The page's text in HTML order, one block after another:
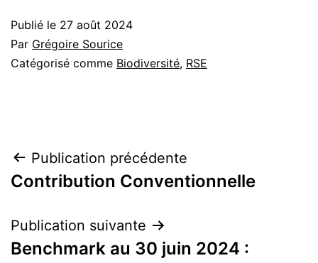
Publié le 27 août 2024
Par Grégoire Sourice
Catégorisé comme Biodiversité, RSE
Navigation
de
l’article
Publication précédente
Contribution Conventionnelle
Publication suivante
Benchmark au 30 juin 2024 :